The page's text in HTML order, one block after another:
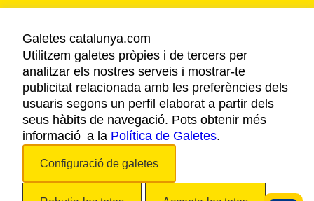
AVÍS LEGAL
POLÍTICA DE PRIVACITAT
COOKIES
ACCESSIBILITAT
Galetes catalunya.com
Utilitzem galetes pròpies i de tercers per
analitzar els nostres serveis i mostrar-te
publicitat relacionada amb les preferències dels
usuaris segons un perfil elaborat a partir dels
seus hàbits de navegació. Pots obtenir més
informació a la Política de Galetes.
Configuració de galetes